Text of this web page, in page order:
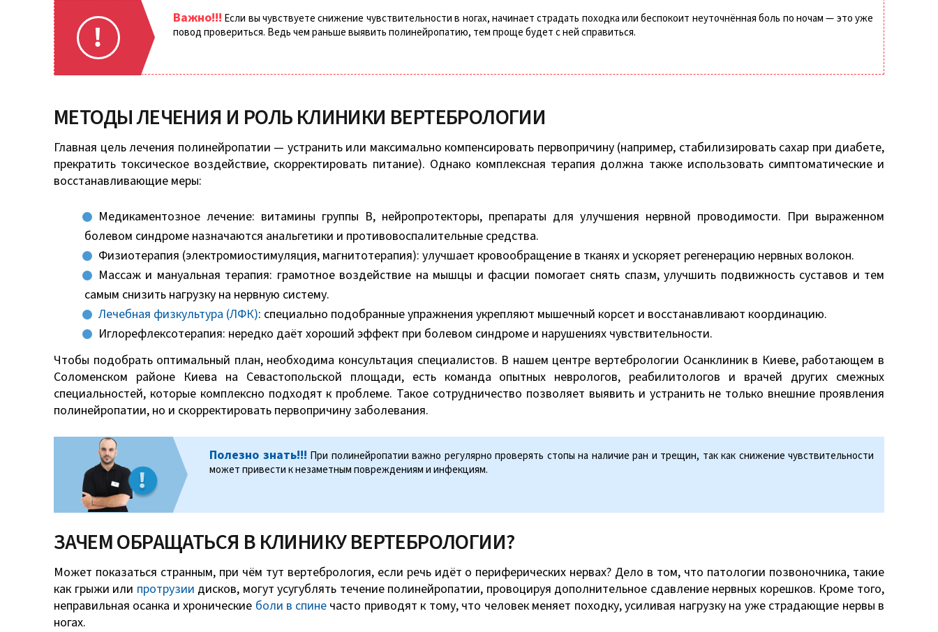
Важно!!! Если вы чувствуете снижение чувствительности в ногах, начинает страдать походка или беспокоит неуточнённая боль по ночам — это уже
повод провериться. Ведь чем раньше выявить полинейропатию, тем проще будет с ней справиться.
МЕТОДЫ ЛЕЧЕНИЯ И РОЛЬ КЛИНИКИ ВЕРТЕБРОЛОГИИ
Главная цель лечения полинейропатии — устранить или максимально компенсировать первопричину (например, стабилизировать сахар при диабете,
прекратить токсическое воздействие, скорректировать питание). Однако комплексная терапия должна также использовать симптоматические и
восстанавливающие меры:
Медикаментозное лечение: витамины группы B, нейропротекторы, препараты для улучшения нервной проводимости. При выраженном
болевом синдроме назначаются анальгетики и противовоспалительные средства.
Физиотерапия (электромиостимуляция, магнитотерапия): улучшает кровообращение в тканях и ускоряет регенерацию нервных волокон.
Массаж и мануальная терапия: грамотное воздействие на мышцы и фасции помогает снять спазм, улучшить подвижность суставов и тем
самым снизить нагрузку на нервную систему.
Лечебная физкультура (ЛФК): специально подобранные упражнения укрепляют мышечный корсет и восстанавливают координацию.
Иглорефлексотерапия: нередко даёт хороший эффект при болевом синдроме и нарушениях чувствительности.
Чтобы подобрать оптимальный план, необходима консультация специалистов. В нашем центре вертебрологии Осанклиник в Киеве, работающем в
Соломенском районе Киева на Севастопольской площади, есть команда опытных неврологов, реабилитологов и врачей других смежных
специальностей, которые комплексно подходят к проблеме. Такое сотрудничество позволяет выявить и устранить не только внешние проявления
полинейропатии, но и скорректировать первопричину заболевания.
Полезно знать!!! При полинейропатии важно регулярно проверять стопы на наличие ран и трещин, так как снижение чувствительности
может привести к незаметным повреждениям и инфекциям.
ЗАЧЕМ ОБРАЩАТЬСЯ В КЛИНИКУ ВЕРТЕБРОЛОГИИ?
Может показаться странным, при чём тут вертебрология, если речь идёт о периферических нервах? Дело в том, что патологии позвоночника, такие
как грыжи или протрузии дисков, могут усугублять течение полинейропатии, провоцируя дополнительное сдавление нервных корешков. Кроме того,
неправильная осанка и хронические боли в спинечасто приводят к тому, что человек меняет походку, усиливая нагрузку на уже страдающие нервы в
ногах.